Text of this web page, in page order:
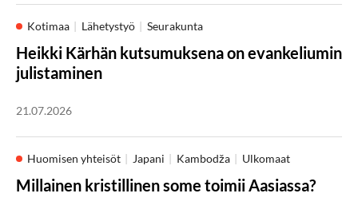
Kotimaa Lähetystyö Seurakunta
Heikki Kärhän kutsumuksena on evankeliumin
julistaminen
21.07.2026
Huomisen yhteisöt Japani Kambodža Ulkomaat
Millainen kristillinen some toimii Aasiassa?